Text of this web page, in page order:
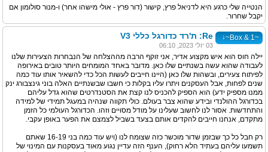
הנטייה שלי כרגע היא לדניאל פרץ, קישור (דור פרץ - אולי מישהו אחר) ו-מנור סולומון אם
יקבל שחרור.
~Box & 1~
↓ Re: ת'רד כדורגל כללי V3
03 יולי 2023, 06:10
יילה חוס הוא איש מקצוע אדיר, אני זוקף הרבה מההצלחה של הנבחרות הצעירות שלנו
לעבודה שהוא עשה בשנתיים שלו כאן. מדובר באחד המומחים היותר טובים באירופה
לפיתוח צעירים, ובשהות שלו כאן (היינו חייבים לעשות הכל כדי להשאיר אותו עוד כמה
שנים לפחות, אבל העסקנים ויתרו עליו בקלות כי חשבו שבשנתיים האלה בוני גינצבורג ינק
ממנו מספיק ידע) הוא הספיק להכניס לנו קצת את הסטנדרטים שהוא גדל עליהם
בכדורגל ההולנדי ובידע שהוא צבר בעולם. כולי תקווה שנהיה במעגל תמידי של למידה
והתחדשות. אסור לנו לחשוב שעלינו על מודל מסויים וזהו. הכדורגל העולמי כל הזמן
מתקדם, אנחנו חייבים להקדים אותם בצעד בשביל לצמצם את הפער באופן עקבי.
רק חבל כל כך שבזמן שדור מוכשר כזה שצומח לנו (ויש עוד כמה בני 16-19 שאתם
תשמעו עליהם בעתיד הלא רחוק), הענף הזה עדיין נגוע מאוד בעסקנות עם המינוי של